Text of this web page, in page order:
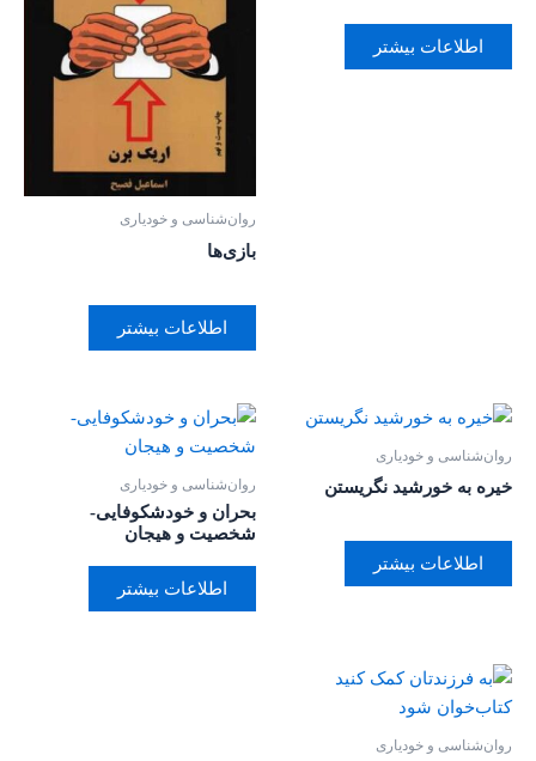
اطلاعات بیشتر
روان‌‌شناسی و خودیاری
بازی‌ها
اطلاعات بیشتر
روان‌‌شناسی و خودیاری
خیره به خورشید نگریستن
اطلاعات بیشتر
روان‌‌شناسی و خودیاری
بحران و خودشکوفایی-
شخصیت و هیجان
اطلاعات بیشتر
روان‌‌شناسی و خودیاری